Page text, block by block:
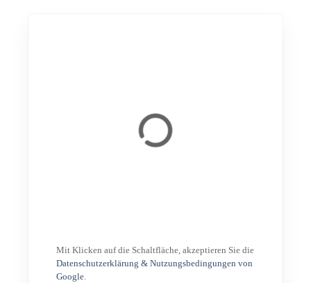
Mit Klicken auf die Schaltfläche, akzeptieren Sie die
Datenschutzerklärung & Nutzungsbedingungen von
Google.